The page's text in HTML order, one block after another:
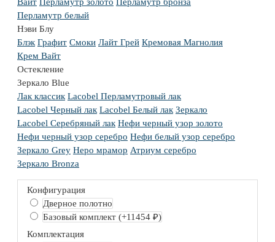
Перламутр белый
Нэви Блу
Блэк Графит Смоки Лайт Грей Кремовая Магнолия
Крем Вайт
Остекление
Зеркало Blue
Лак классик Lacobel Перламутровый лак
Lacobel Черный лак Lacobel Белый лак Зеркало
Lacobel Серебряный лак Нефи черный узор золото
Нефи черный узор серебро Нефи белый узор серебро
Зеркало Grey Неро мрамор Атриум серебро
Зеркало Bronza
Конфигурация
Дверное полотно
Базовый комплект (+11454 ₽)
Комплектация